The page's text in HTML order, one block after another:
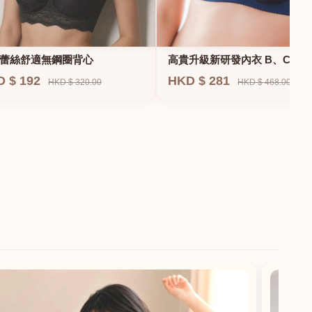
絲舒適無鋼圈背心
$ 192 HKD $ 320.00
高貴升級新研發內衣 B、C、D
E、F專業養脂術系列
HKD $ 281 HKD $ 468.00